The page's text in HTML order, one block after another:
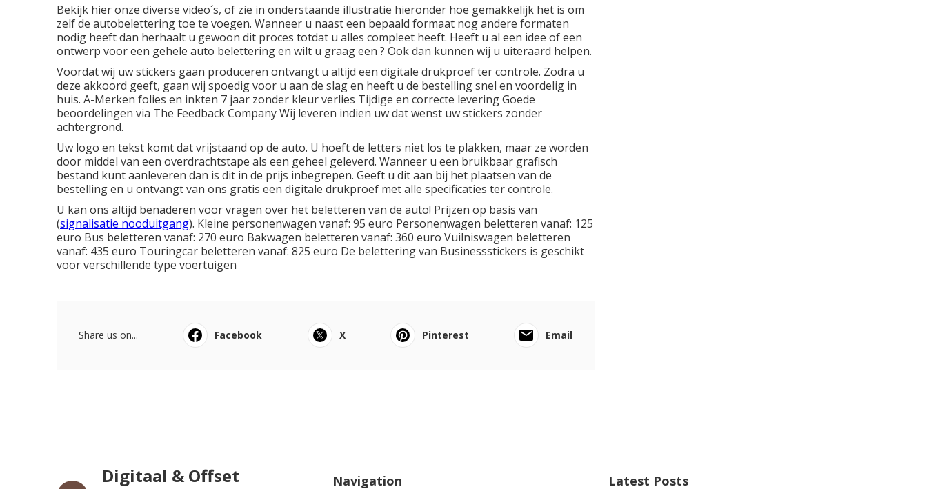
Bekijk hieronze diverse video´s, of zie in onderstaande illustratie hieronder hoe gemakkelijk het is om
zelf de autobelettering toe te voegen. Wanneer u naast een bepaald formaat nog andere formaten
nodig heeft dan herhaalt u gewoon dit proces totdat u alles compleet heeft. Heeft u al een idee of een
ontwerp voor een gehele auto belettering en wilt u graag een ? Ook dan kunnen wij u uiteraard helpen.
Voordat wij uw stickers gaan produceren ontvangt u altijd een digitale drukproef ter controle. Zodra u
deze akkoord geeft, gaan wij spoedig voor u aan de slag en heeft u de bestelling snel en voordelig in
huis. A-Merken folies en inkten 7 jaar zonder kleur verlies Tijdige en correcte levering Goede
beoordelingen via The Feedback Company Wij leveren indien uw dat wenst uw stickers zonder
achtergrond.
Uw logo en tekst komt dat vrijstaand op de auto. U hoeft de letters niet los te plakken, maar ze worden
door middel van een overdrachtstape als een geheel geleverd. Wanneer u een bruikbaar grafisch
bestand kunt aanleveren dan is dit in de prijs inbegrepen. Geeft u dit aan bij het plaatsen van de
bestelling en u ontvangt van ons gratis een digitale drukproef met alle specificaties ter controle.
U kan ons altijd benaderen voor vragen over het beletteren van de auto! Prijzen op basis van
(signalisatie nooduitgang). Kleine personenwagen vanaf: 95 euro Personenwagen beletteren vanaf: 125
euro Bus beletteren vanaf: 270 euro Bakwagen beletteren vanaf: 360 euro Vuilniswagen beletteren
vanaf: 435 euro Touringcar beletteren vanaf: 825 euro De belettering van Businessstickers is geschikt
voor verschillende type voertuigen
Share us on... Facebook X Pinterest Email
Digitaal & Offset
Navigation Latest Posts